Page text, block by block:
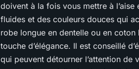
doivent à la fois vous mettre à
fluides et des couleurs douces qui
robe longue en dentelle ou en
touche d’élégance. Il est conseillé
qui peuvent détourner l’attention de